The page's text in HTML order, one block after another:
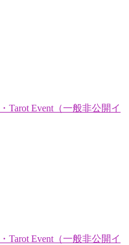
Tarot Event（一般非公開イ
Tarot Event（一般非公開イ